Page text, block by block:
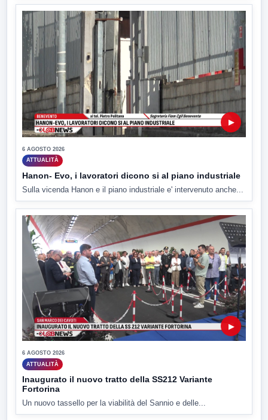
▶
6 AGOSTO 2026
ATTUALITÀ
Hanon- Evo, i lavoratori dicono si al piano industriale
Sulla vicenda Hanon e il piano industriale e' intervenuto anche...
▶
6 AGOSTO 2026
ATTUALITÀ
Inaugurato il nuovo tratto della SS212 Variante
Fortorina
Un nuovo tassello per la viabilità del Sannio e delle...